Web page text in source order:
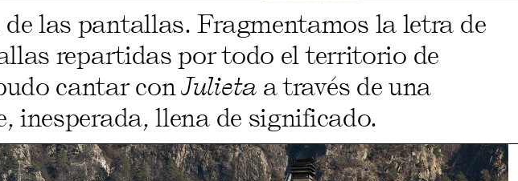
las pantallas. Fragmentamos la letra de
repartidas por todo el territorio de
cantar conJulietaa través de una
inesperada, llena de significado.